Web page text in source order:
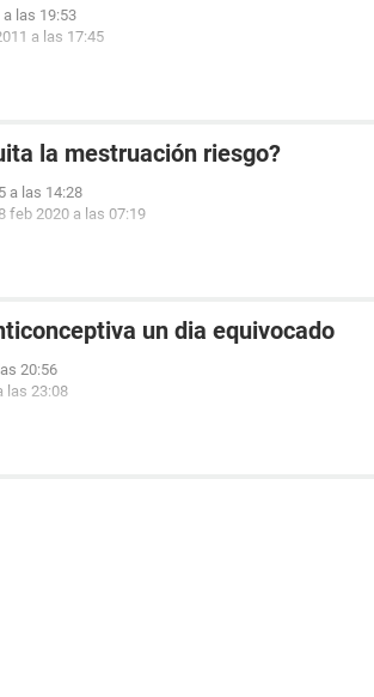
a las 19:53
a las 17:45
la mestruación riesgo?
a las 14:28
feb 2020 a las 07:19
un dia equivocado
20:56
las 23:08